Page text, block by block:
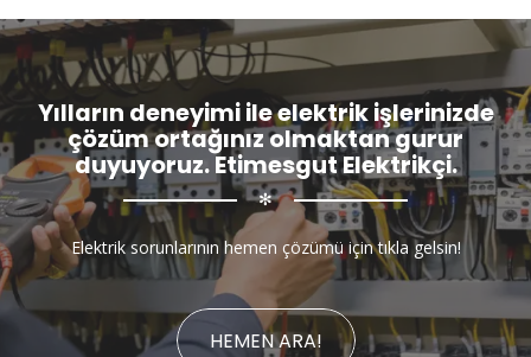
Yılların deneyimi ile elektrik işlerinizde
çözüm ortağınız olmaktan gurur
duyuyoruz. Etimesgut Elektrikçi.
✻
Elektrik sorunlarının hemen çözümü için tıkla gelsin!
HEMEN ARA!